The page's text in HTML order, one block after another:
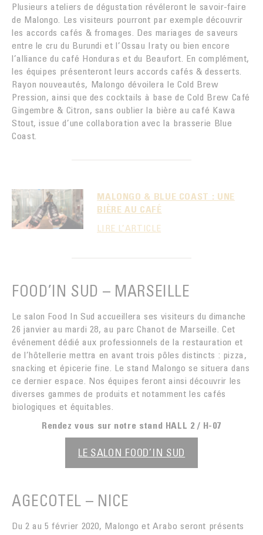
Plusieurs ateliers de dégustation révéleront le savoir-faire
de Malongo. Les visiteurs pourront par exemple découvrir
les accords cafés & fromages. Des mariages de saveurs
entre le cru du Burundi et l’Ossau Iraty ou bien encore
l’alliance du café Honduras et du Beaufort. En complément,
les équipes présenteront leurs accords cafés & desserts.
Rayon nouveautés, Malongo dévoilera le Cold Brew
Pression, ainsi que des cocktails à base de Cold Brew Café
Gingembre & Citron, sans oublier la bière au café Kawa
Stout, issue d’une collaboration avec la brasserie Blue
Coast.
MALONGO & BLUE COAST : UNE
BIÈRE AU CAFÉ
LIRE L’ARTICLE
FOOD’IN SUD – MARSEILLE
Le salon Food In Sud accueillera ses visiteurs du dimanche
26 janvier au mardi 28, au parc Chanot de Marseille. Cet
événement dédié aux professionnels de la restauration et
de l’hôtellerie mettra en avant trois pôles distincts : pizza,
snacking et épicerie fine. Le stand Malongo se situera dans
ce dernier espace. Nos équipes feront ainsi découvrir les
diverses gammes de produits et notamment les cafés
biologiques et équitables.
Rendez vous sur notre stand HALL 2 / H-07
LE SALON FOOD’IN SUD
AGECOTEL – NICE
Du 2 au 5 février 2020, Malongo et Arabo seront présents